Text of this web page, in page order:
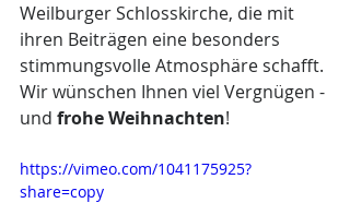
Weilburger Schlosskirche, die mit
ihren Beiträgen eine besonders
stimmungsvolle Atmosphäre schafft.
Wir wünschen Ihnen viel Vergnügen -
und frohe Weihnachten!
https://vimeo.com/1041175925?
share=copy